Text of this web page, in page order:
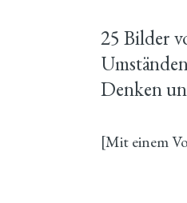
25 Bilder
Denken
[Mit einem